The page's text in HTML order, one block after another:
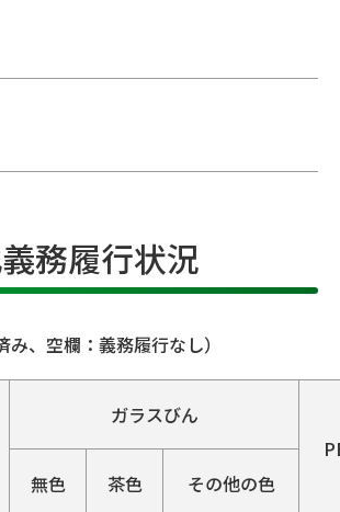
務履行状況
み、空欄：義務履行なし）
ガラスびん
無色
茶色 その他の色